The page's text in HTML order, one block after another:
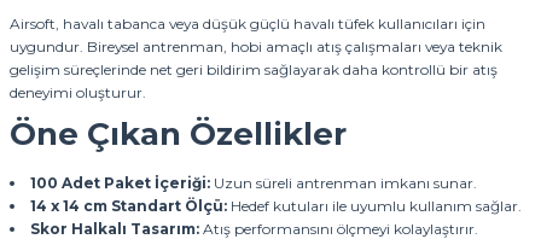
Airsoft, havalı tabanca veya düşük güçlü havalı tüfek kullanıcıları için
uygundur. Bireysel antrenman, hobi amaçlı atış çalışmaları veya teknik
gelişim süreçlerinde net geri bildirim sağlayarak daha kontrollü bir atış
deneyimi oluşturur.
Öne Çıkan Özellikler
100 Adet Paket İçeriği:Uzun süreli antrenman imkanı sunar.
14 x 14 cm Standart Ölçü:Hedef kutuları ile uyumlu kullanım sağlar.
Skor Halkalı Tasarım:Atış performansını ölçmeyi kolaylaştırır.